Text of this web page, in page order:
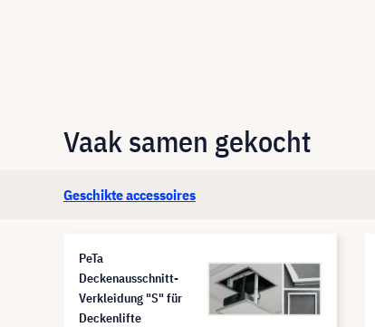
Vaak samen gekocht
Geschikte accessoires
PeTa
Deckenausschnitt-
Verkleidung "S" für
Deckenlifte